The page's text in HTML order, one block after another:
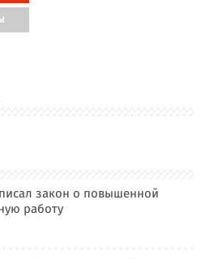
закон о повышенной
работу